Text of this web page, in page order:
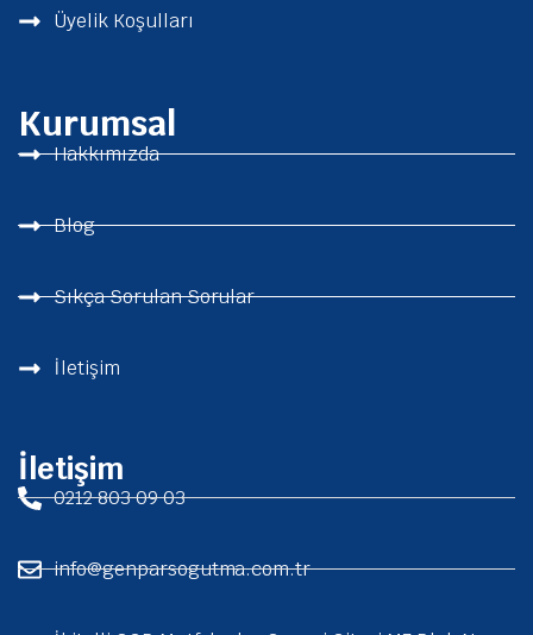
Üyelik Koşulları
Kurumsal
Hakkımızda
Blog
Sıkça Sorulan Sorular
İletişim
İletişim
0212 803 09 03
info@genparsogutma.com.tr